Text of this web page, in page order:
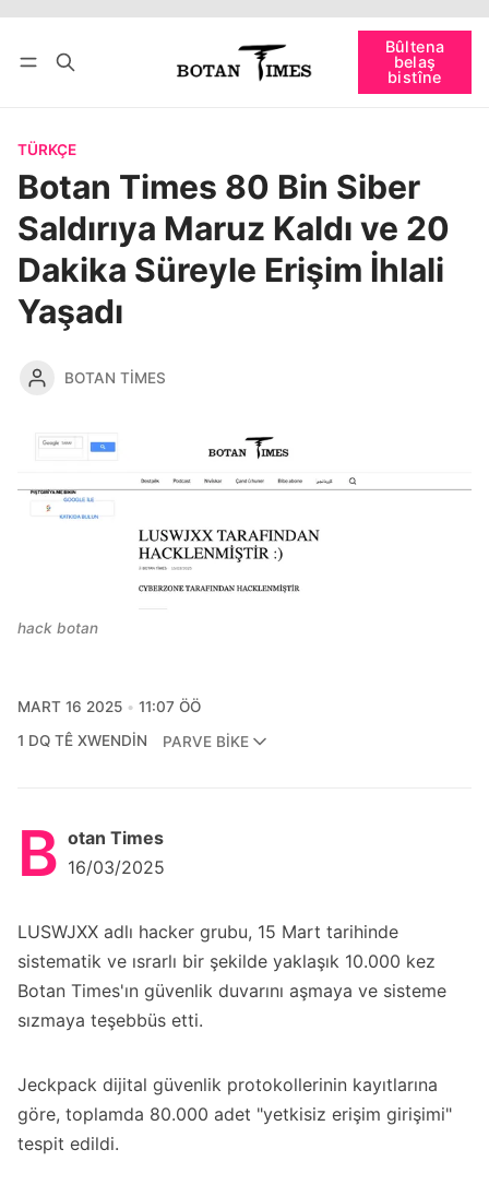
Bûltena
belaş
bistîne
bişopîne
TÜRKÇE
Botan Times 80 Bin Siber
Saldırıya Maruz Kaldı ve 20
Dakika Süreyle Erişim İhlali
Yaşadı
BOTAN TIMES
hack botan
MART 16 2025
11:07 ÖÖ
1 DQ TÊ XWENDIN
PARVE BIKE
B otan Times
16/03/2025
LUSWJXX adlı hacker grubu, 15 Mart tarihinde
sistematik ve ısrarlı bir şekilde yaklaşık 10.000 kez
Botan Times'ın güvenlik duvarını aşmaya ve sisteme
sızmaya teşebbüs etti.
Jeckpack dijital güvenlik protokollerinin kayıtlarına
göre, toplamda 80.000 adet "yetkisiz erişim girişimi"
tespit edildi.